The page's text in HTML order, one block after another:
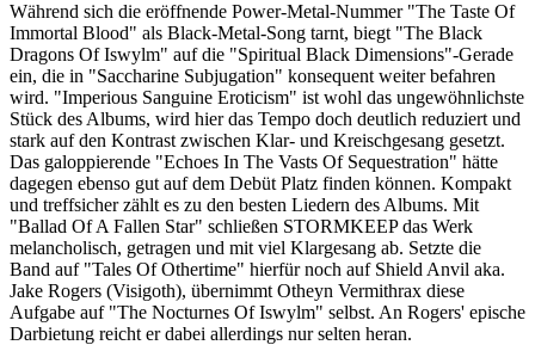
Während sich die eröffnende Power-Metal-Nummer "The Taste Of
Immortal Blood" als Black-Metal-Song tarnt, biegt "The Black
Dragons Of Iswylm" auf die "Spiritual Black Dimensions"-Gerade
ein, die in "Saccharine Subjugation" konsequent weiter befahren
wird. "Imperious Sanguine Eroticism" ist wohl das ungewöhnlichste
Stück des Albums, wird hier das Tempo doch deutlich reduziert und
stark auf den Kontrast zwischen Klar- und Kreischgesang gesetzt.
Das galoppierende "Echoes In The Vasts Of Sequestration" hätte
dagegen ebenso gut auf dem Debüt Platz finden können. Kompakt
und treffsicher zählt es zu den besten Liedern des Albums. Mit
"Ballad Of A Fallen Star" schließen STORMKEEP das Werk
melancholisch, getragen und mit viel Klargesang ab. Setzte die
Band auf "Tales Of Othertime" hierfür noch auf Shield Anvil aka.
Jake Rogers (Visigoth), übernimmt Otheyn Vermithrax diese
Aufgabe auf "The Nocturnes Of Iswylm" selbst. An Rogers' epische
Darbietung reicht er dabei allerdings nur selten heran.